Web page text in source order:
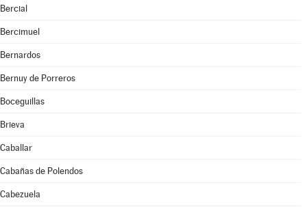
Bercial
Bercimuel
Bernardos
Bernuy de Porreros
Boceguillas
Brieva
Caballar
Cabañas de Polendos
Cabezuela